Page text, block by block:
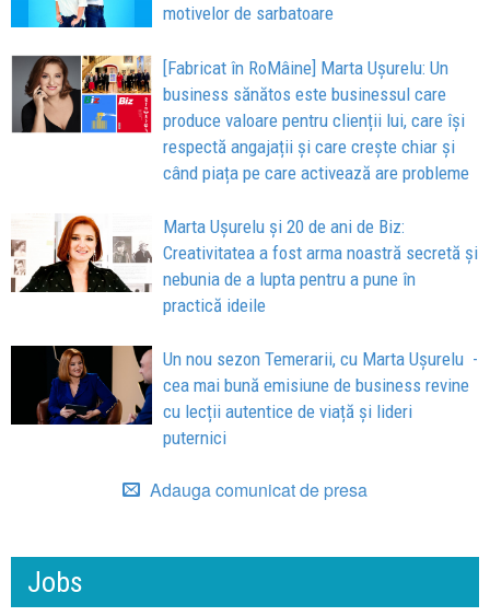
motivelor de sarbatoare
[Fabricat în RoMâine] Marta Ușurelu: Un
business sănătos este businessul care
produce valoare pentru clienții lui, care își
respectă angajații și care crește chiar și
când piața pe care activează are probleme
Marta Ușurelu și 20 de ani de Biz:
Creativitatea a fost arma noastră secretă și
nebunia de a lupta pentru a pune în
practică ideile
Un nou sezon Temerarii, cu Marta Ușurelu -
cea mai bună emisiune de business revine
cu lecții autentice de viață și lideri
puternici
Adauga comunicat de presa
Jobs